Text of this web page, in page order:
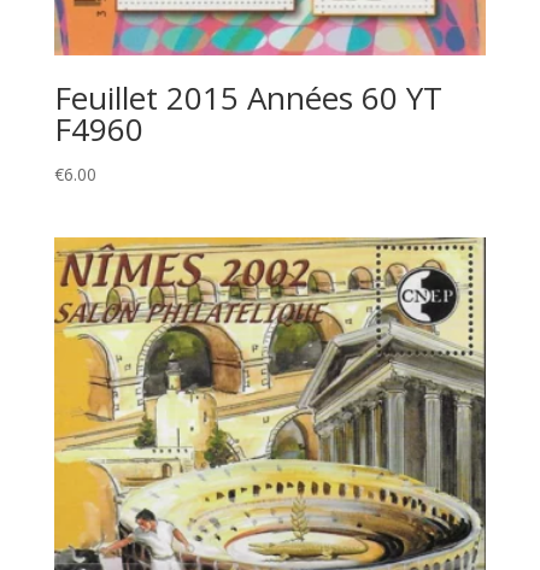
Feuillet 2015 Années 60 YT
F4960
€6.00